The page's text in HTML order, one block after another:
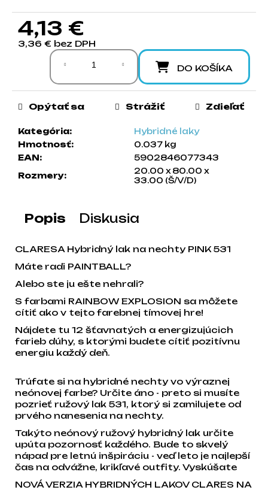
4,13 €
3,36 € bez DPH
Jednotková cena:
DO KOŠÍKA
Kategória:
Hybridné laky
Hmotnosť:
0.037 kg
EAN:
5902846077343
Rozmery:
20.00 x 80.00 x
33.00 (Š/V/D)
Opýtať sa Strážiť Zdieľať
Popis Diskusia
CLARESA Hybridný lak na nechty PINK 531
Máte radi PAINTBALL?
Alebo ste ju ešte nehrali?
S farbami RAINBOW EXPLOSION sa môžete
cítiť ako v tejto farebnej tímovej hre!
Nájdete tu 12 šťavnatých a energizujúcich
farieb dúhy, s ktorými budete cítiť pozitívnu
energiu každý deň.
Trúfate si na hybridné nechty vo výraznej
neónovej farbe? Určite áno - preto si musíte
pozrieť ružový lak 531, ktorý si zamilujete od
prvého nanesenia na nechty.
Takýto neónový ružový hybridný lak určite
upúta pozornosť každého. Bude to skvelý
nápad pre letnú inšpiráciu - veď leto je najlepší
čas na odvážne, krikľavé outfity. Vyskúšate
NOVÁ VERZIA HYBRIDNÝCH LAKOV CLARES NA
r
ú
č